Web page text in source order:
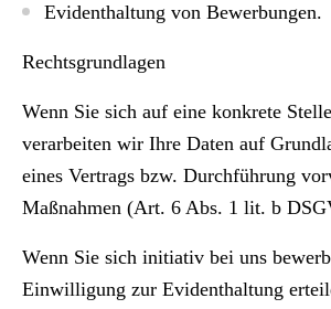
Evidenthaltung von Bewerbungen.
Rechtsgrundlagen
Wenn Sie sich auf eine konkrete
verarbeiten wir Ihre Daten auf
eines Vertrags bzw. Durchführung
Maßnahmen (Art. 6 Abs. 1 lit. b
Wenn Sie sich initiativ bei uns
Einwilligung zur Evidenthaltung